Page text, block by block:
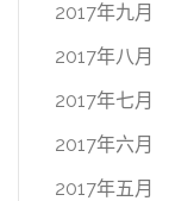
2017年九月
2017年八月
2017年七月
2017年六月
2017年五月